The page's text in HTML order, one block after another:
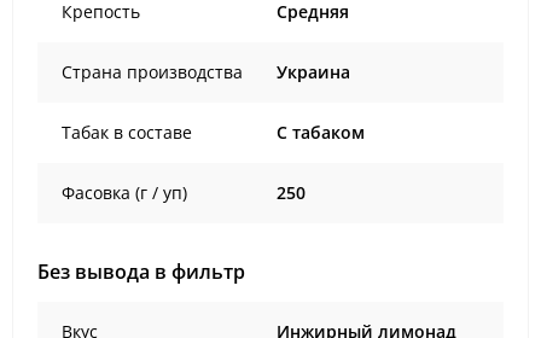
Крепость Средняя
Страна производства Украина
Табак в составе C табаком
Фасовка (г / уп) 250
Без вывода в фильтр
Вкус Инжирный лимонад